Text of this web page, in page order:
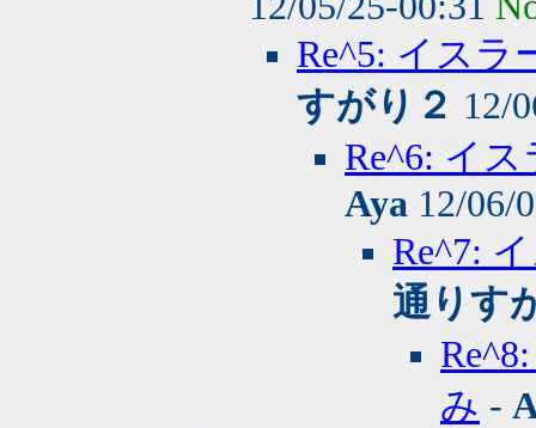
Re^5: イスラ
すがり２ 12/
Re^6: イ
Aya 12/06/
Re^7:
通りす
み -